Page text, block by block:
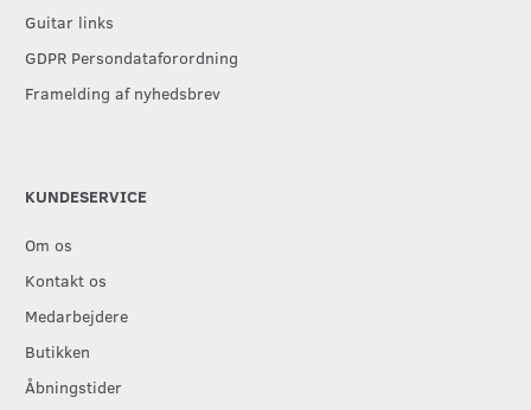
Guitar links
GDPR Persondataforordning
Framelding af nyhedsbrev
KUNDESERVICE
Om os
Kontakt os
Medarbejdere
Butikken
Åbningstider